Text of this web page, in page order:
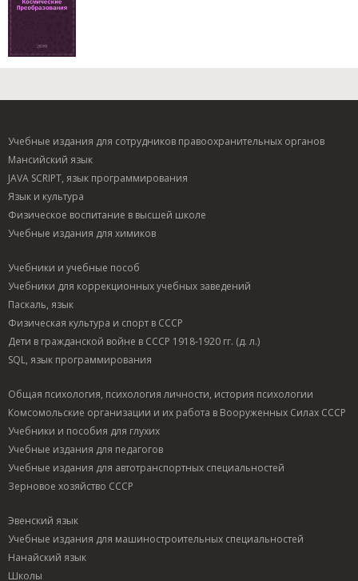
Учебные издания для сотрудников правоохранительных органов
Мансийский язык
JAVA SCRIPT, язык программирования
Язык и культура
Физическое воспитание в высшей школе
Учебные издания для химиков
Учебники и учебные пособ
Учебники для коррекционных учебных заведений
Паскаль, язык
Физическая культура и спорт в СССР
Дети в гражданской войне в СССР 1918-1920 гг. (д. л.)
SQL, язык программирования
Общая психология, психология личности, история психологии
Комсомольские организации и их работа в Вооруженных Силах СССР
Учебники и пособия для глухих
Учебные издания для педагогов
Учебные издания для автотранспортных специальностей
Зерновое хозяйство СССР
Эвенский язык
Учебные издания для машиностроительных специальностей
Нанайский язык
Школы